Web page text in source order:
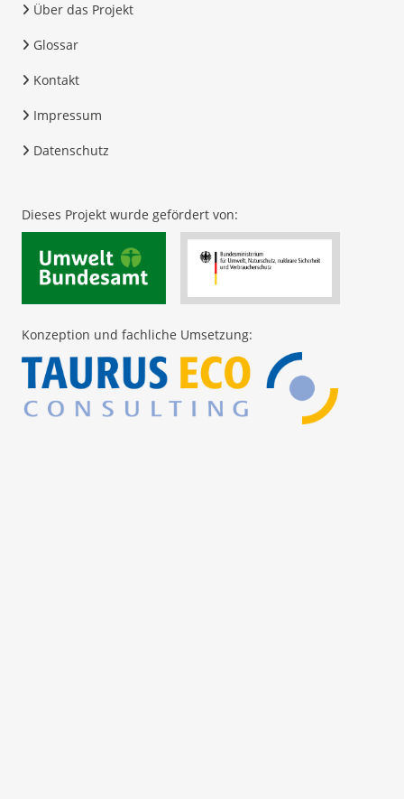
Über das Projekt
Glossar
Kontakt
Impressum
Datenschutz
Dieses Projekt wurde gefördert von:
Konzeption und fachliche Umsetzung: